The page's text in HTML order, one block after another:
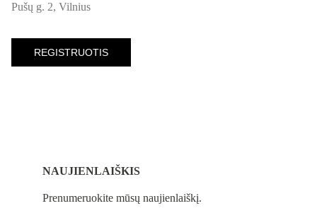
Pušų g. 2, Vilnius
REGISTRUOTIS
NAUJIENLAIŠKIS
Prenumeruokite mūsų naujienlaiškį.